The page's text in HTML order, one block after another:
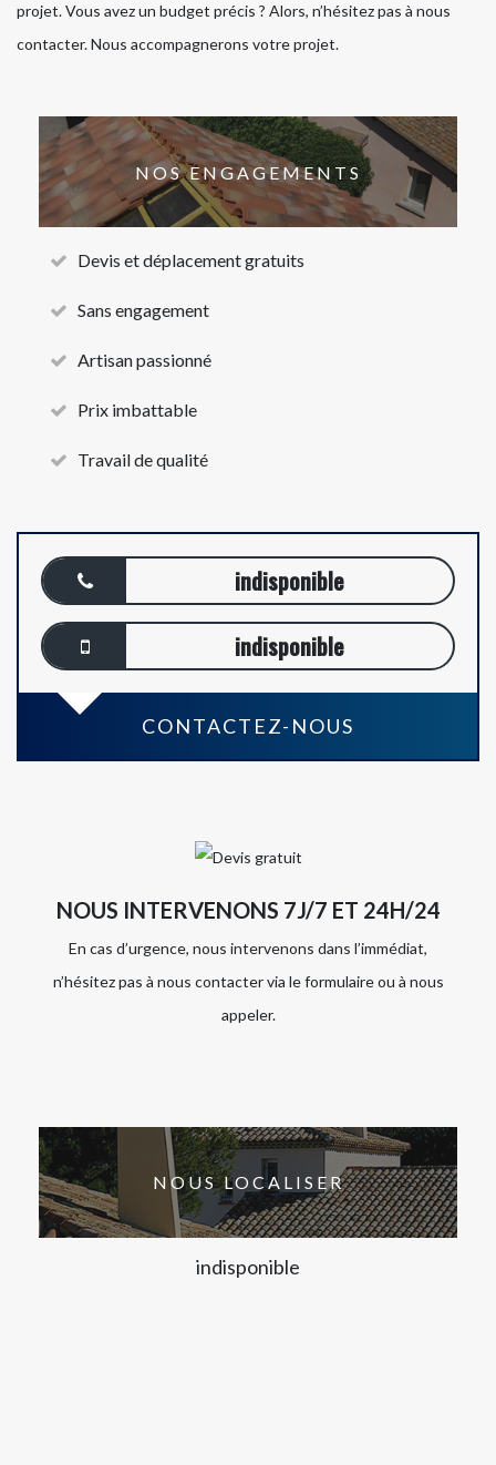
projet. Vous avez un budget précis ? Alors, n’hésitez pas à nous
contacter. Nous accompagnerons votre projet.
NOS ENGAGEMENTS
Devis et déplacement gratuits
Sans engagement
Artisan passionné
Prix imbattable
Travail de qualité
indisponible
indisponible
CONTACTEZ-NOUS
NOUS INTERVENONS 7J/7 ET 24H/24
En cas d’urgence, nous intervenons dans l’immédiat,
n’hésitez pas à nous contacter via le formulaire ou à nous
appeler.
NOUS LOCALISER
indisponible